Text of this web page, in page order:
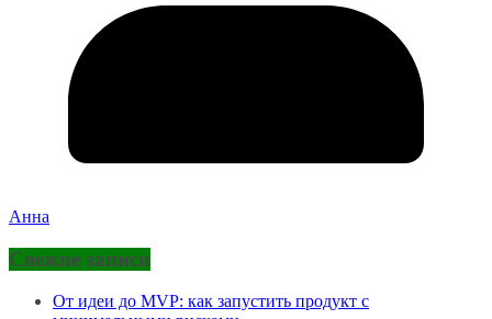
Анна
Свежие записи
От идеи до MVP: как запустить продукт с